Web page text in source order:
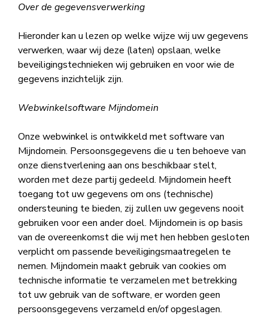
Over de gegevensverwerking
Hieronder kan u lezen op welke wijze wij uw gegevens
verwerken, waar wij deze (laten) opslaan, welke
beveiligingstechnieken wij gebruiken en voor wie de
gegevens inzichtelijk zijn.
Webwinkelsoftware Mijndomein
Onze webwinkel is ontwikkeld met software van
Mijndomein. Persoonsgegevens die u ten behoeve van
onze dienstverlening aan ons beschikbaar stelt,
worden met deze partij gedeeld. Mijndomein heeft
toegang tot uw gegevens om ons (technische)
ondersteuning te bieden, zij zullen uw gegevens nooit
gebruiken voor een ander doel. Mijndomein is op basis
van de overeenkomst die wij met hen hebben gesloten
verplicht om passende beveiligingsmaatregelen te
nemen. Mijndomein maakt gebruik van cookies om
technische informatie te verzamelen met betrekking
tot uw gebruik van de software, er worden geen
persoonsgegevens verzameld en/of opgeslagen.